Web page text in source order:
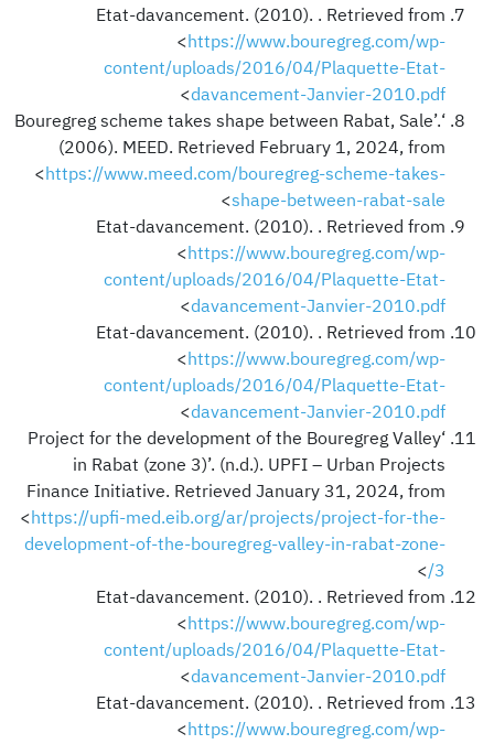
Etat-davancement. (2010). . Retrieved from
<https://www.bouregreg.com/wp-
content/uploads/2016/04/Plaquette-Etat-
davancement-Janvier-2010.pdf
>
‘Bouregreg scheme takes shape between Rabat, Sale’.
(2006). MEED. Retrieved February 1, 2024, from
<https://www.meed.com/bouregreg-scheme-takes-
shape-between-rabat-sale
>
Etat-davancement. (2010). . Retrieved from
<https://www.bouregreg.com/wp-
content/uploads/2016/04/Plaquette-Etat-
davancement-Janvier-2010.pdf
>
Etat-davancement. (2010). . Retrieved from
<https://www.bouregreg.com/wp-
content/uploads/2016/04/Plaquette-Etat-
davancement-Janvier-2010.pdf
>
‘Project for the development of the Bouregreg Valley
in Rabat (zone 3)’. (n.d.). UPFI – Urban Projects
Finance Initiative. Retrieved January 31, 2024, from
<https://upfi-med.eib.org/ar/projects/project-for-the-
development-of-the-bouregreg-valley-in-rabat-zone-
3/
>
Etat-davancement. (2010). . Retrieved from
<https://www.bouregreg.com/wp-
content/uploads/2016/04/Plaquette-Etat-
davancement-Janvier-2010.pdf
>
Etat-davancement. (2010). . Retrieved from
<https://www.bouregreg.com/wp-